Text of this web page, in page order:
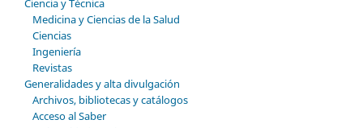
Ciencia y Técnica
Medicina y Ciencias de la Salud
Ciencias
Ingeniería
Revistas
Generalidades y alta divulgación
Archivos, bibliotecas y catálogos
Acceso al Saber